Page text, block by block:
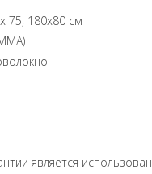
75, 180х80 см
является